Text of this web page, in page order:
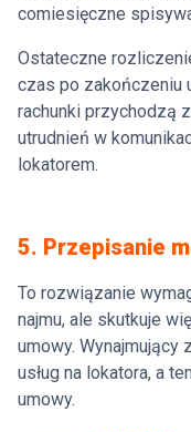
comiesięczne
Ostateczne
czas po zakończeniu
rachunki przychodzą
utrudnień w
lokatorem.
5. Przepisanie
To rozwiązanie
najmu, ale skutkuje
umowy. Wynajmujący
usług na lokatora, a
umowy.